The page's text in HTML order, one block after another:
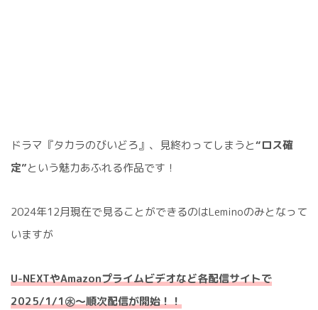
ドラマ『タカラのびいどろ』、見終わってしまうと“ロス確
定”という魅力あふれる作品です！
2024年12月現在で見ることができるのはLeminoのみとなって
いますが
U-NEXTやAmazonプライムビデオなど各配信サイトで
2025/1/1㊌～順次配信が開始！！